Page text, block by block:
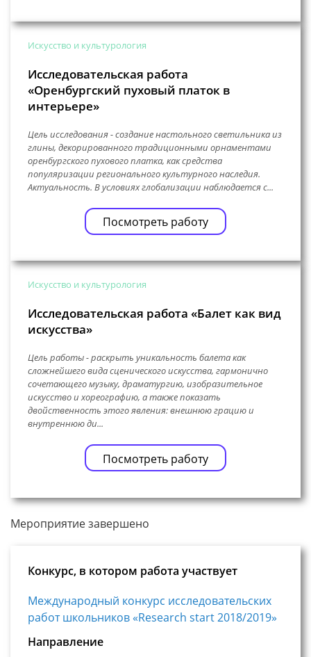
Искусство и культурология
Исследовательская работа
«Оренбургский пуховый платок в
интерьере»
Цель исследования - создание настольного светильника из
глины, декорированного традиционными орнаментами
оренбургского пухового платка, как средства
популяризации регионального культурного наследия.
Актуальность. В условиях глобализации наблюдается с...
Посмотреть работу
Искусство и культурология
Исследовательская работа «Балет как вид
искусства»
Цель работы - раскрыть уникальность балета как
сложнейшего вида сценического искусства, гармонично
сочетающего музыку, драматургию, изобразительное
искусство и хореографию, а также показать
двойственность этого явления: внешнюю грацию и
внутреннюю ди...
Посмотреть работу
Мероприятие завершено
Конкурс, в котором работа участвует
Международный конкурс исследовательских
работ школьников «Research start 2018/2019»
Направление